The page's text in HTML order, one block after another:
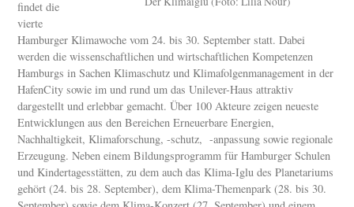
findet die
vierte
Hamburger Klimawoche vom 24. bis 30. September statt. Dabei
werden die wissenschaftlichen und wirtschaftlichen Kompetenzen
Hamburgs in Sachen Klimaschutz und Klimafolgenmanagement in der
HafenCity sowie im und rund um das Unilever-Haus attraktiv
dargestellt und erlebbar gemacht. Über 100 Akteure zeigen neueste
Entwicklungen aus den Bereichen Erneuerbare Energien,
Nachhaltigkeit, Klimaforschung, -schutz, -anpassung sowie regionale
Erzeugung. Neben einem Bildungsprogramm für Hamburger Schulen
und Kindertagesstätten, zu dem auch das Klima-Iglu des Planetariums
gehört (24. bis 28. September), dem Klima-Themenpark (28. bis 30.